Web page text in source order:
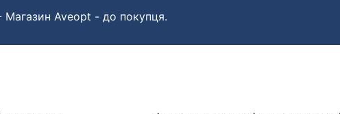
Магазин Aveopt - до покупця.